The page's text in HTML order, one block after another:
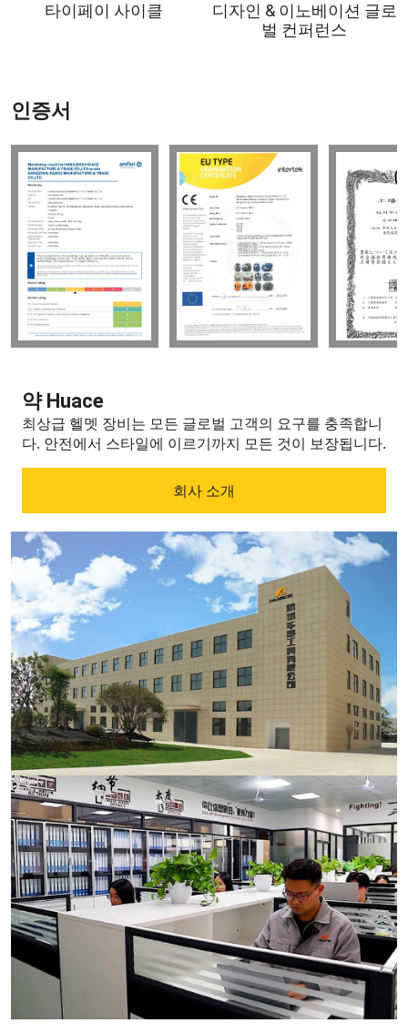
타이페이 사이클
디자인 & 이노베이션 글로
벌 컨퍼런스
인증서
약 Huace
최상급 헬멧 장비는 모든 글로벌 고객의 요구를 충족합니
다. 안전에서 스타일에 이르기까지 모든 것이 보장됩니다.
회사 소개